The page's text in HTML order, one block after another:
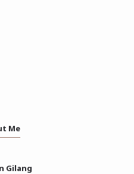
Me
Gilang